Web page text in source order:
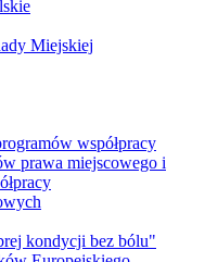
Miejskiej
współpracy
prawa miejscowego i
kondycji bez bólu"